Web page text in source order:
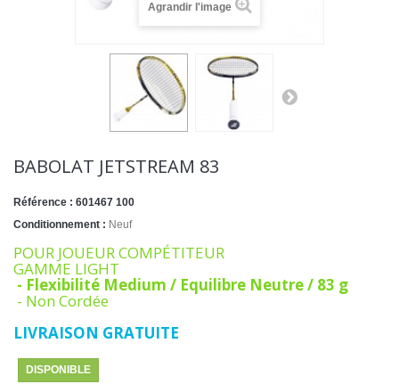
Agrandir l'image
BABOLAT JETSTREAM 83
Référence : 601467 100
Conditionnement : Neuf
POUR JOUEUR COMPÉTITEUR
GAMME LIGHT
- Flexibilité Medium / Equilibre Neutre / 83 g
- Non Cordée
LIVRAISON GRATUITE
DISPONIBLE